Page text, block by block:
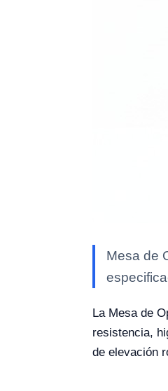
Mesa de
La Mesa de
resistencia,
de elevación